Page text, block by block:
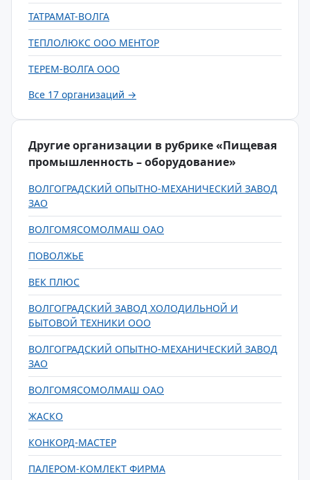
ТАТРАМАТ-ВОЛГА
ТЕПЛОЛЮКС ООО МЕНТОР
ТЕРЕМ-ВОЛГА ООО
Все 17 организаций →
Другие организации в рубрике «Пищевая
промышленность – оборудование»
ВОЛГОГРАДСКИЙ ОПЫТНО-МЕХАНИЧЕСКИЙ ЗАВОД
ЗАО
ВОЛГОМЯСОМОЛМАШ ОАО
ПОВОЛЖЬЕ
ВЕК ПЛЮС
ВОЛГОГРАДСКИЙ ЗАВОД ХОЛОДИЛЬНОЙ И
БЫТОВОЙ ТЕХНИКИ ООО
ВОЛГОГРАДСКИЙ ОПЫТНО-МЕХАНИЧЕСКИЙ ЗАВОД
ЗАО
ВОЛГОМЯСОМОЛМАШ ОАО
ЖАСКО
КОНКОРД-МАСТЕР
ПАЛЕРОМ-КОМЛЕКТ ФИРМА